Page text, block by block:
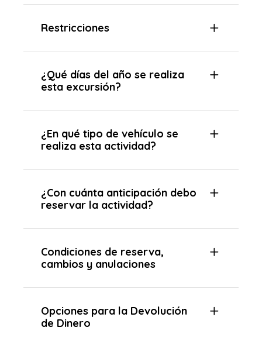
Restricciones
¿Qué días del año se realiza
esta excursión?
¿En qué tipo de vehículo se
realiza esta actividad?
¿Con cuánta anticipación debo
reservar la actividad?
Condiciones de reserva,
cambios y anulaciones
Opciones para la Devolución
de Dinero